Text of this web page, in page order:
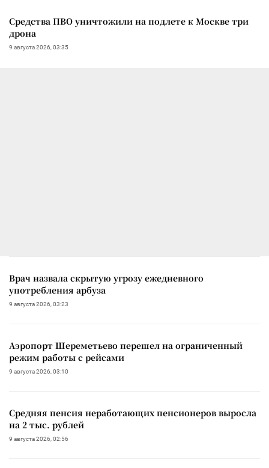
Средства ПВО уничтожили на подлете к Москве три
дрона
9 августа 2026, 03:35
Врач назвала скрытую угрозу ежедневного
употребления арбуза
9 августа 2026, 03:23
Аэропорт Шереметьево перешел на ограниченный
режим работы с рейсами
9 августа 2026, 03:10
Средняя пенсия неработающих пенсионеров выросла
на 2 тыс. рублей
9 августа 2026, 02:56